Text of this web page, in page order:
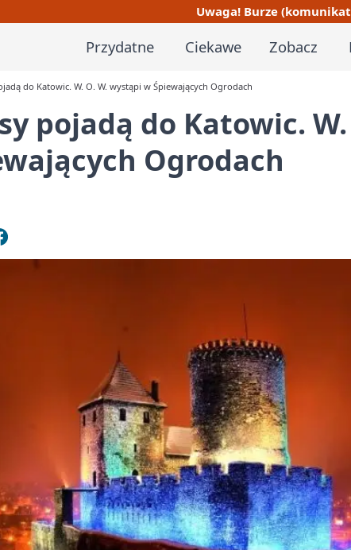
Uwaga! Burze (komunikat
Przydatne Ciekawe Zobacz
do Katowic. W. O. W. wystąpi w Śpiewających Ogrodach
pojadą do Katowic. W.
Ogrodach